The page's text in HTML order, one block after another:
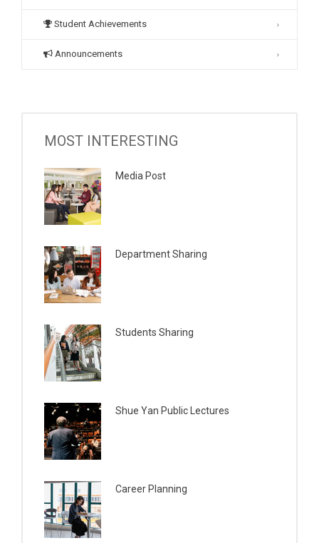
Student Achievements
Announcements
MOST INTERESTING
Media Post
Department Sharing
Students Sharing
Shue Yan Public Lectures
Career Planning